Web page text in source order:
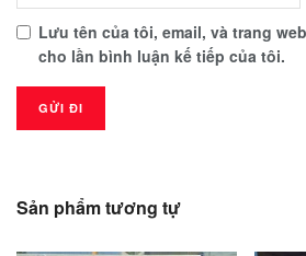
Lưu tên của tôi, email, và trang
cho lần bình luận kế tiếp của tôi.
Sản phẩm tương tự